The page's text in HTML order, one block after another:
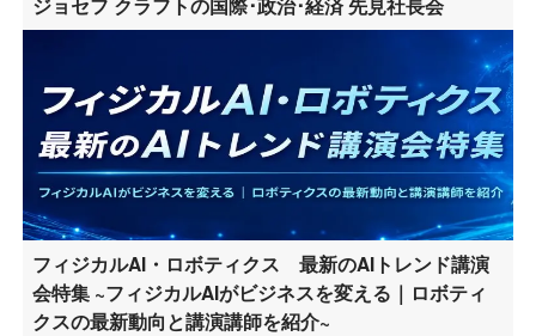
フィジカルAI・ロボティクス 最新のAIトレンド講演
会特集 ~フィジカルAIがビジネスを変える｜ロボティ
クスの最新動向と講演講師を紹介~